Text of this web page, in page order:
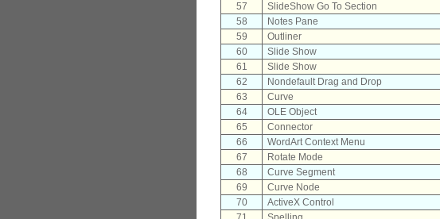
57
SlideShow Go To Section
58
Notes Pane
59
Outliner
60
Slide Show
61
Slide Show
62
Nondefault Drag and Drop
63
Curve
64
OLE Object
65
Connector
66
WordArt Context Menu
67
Rotate Mode
68
Curve Segment
69
Curve Node
70
ActiveX Control